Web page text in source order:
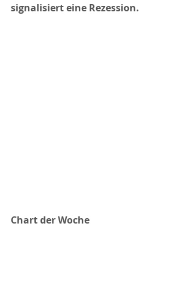
signalisiert eine Rezession.
Chart der Woche